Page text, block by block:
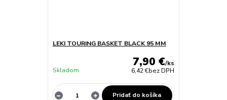
LEKI TOURING BASKET BLACK 95 MM
7,90 €/ks
6,42 €bez DPH
Skladom
Pridať do košíka